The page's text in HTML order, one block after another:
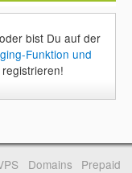
oder bist Du auf der
Funktion und
registrieren!
Domains Prepaid